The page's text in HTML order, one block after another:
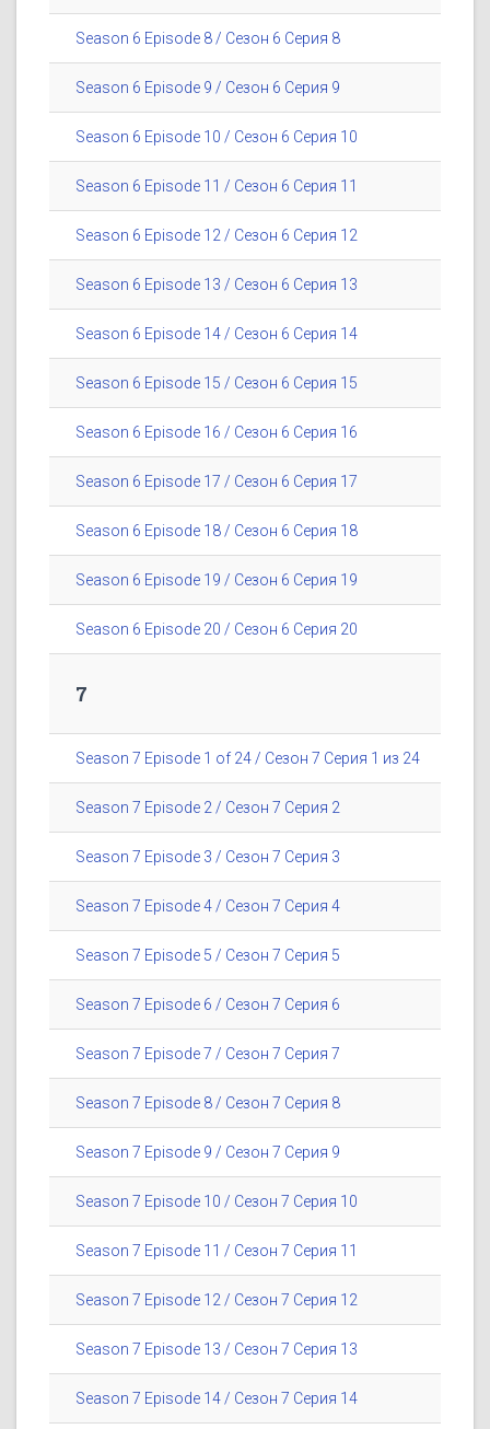
Season 6 Episode 8 / Сезон 6 Серия 8
Season 6 Episode 9 / Сезон 6 Серия 9
Season 6 Episode 10 / Сезон 6 Серия 10
Season 6 Episode 11 / Сезон 6 Серия 11
Season 6 Episode 12 / Сезон 6 Серия 12
Season 6 Episode 13 / Сезон 6 Серия 13
Season 6 Episode 14 / Сезон 6 Серия 14
Season 6 Episode 15 / Сезон 6 Серия 15
Season 6 Episode 16 / Сезон 6 Серия 16
Season 6 Episode 17 / Сезон 6 Серия 17
Season 6 Episode 18 / Сезон 6 Серия 18
Season 6 Episode 19 / Сезон 6 Серия 19
Season 6 Episode 20 / Сезон 6 Серия 20
7
Season 7 Episode 1 of 24 / Сезон 7 Серия 1 из 24
Season 7 Episode 2 / Сезон 7 Серия 2
Season 7 Episode 3 / Сезон 7 Серия 3
Season 7 Episode 4 / Сезон 7 Серия 4
Season 7 Episode 5 / Сезон 7 Серия 5
Season 7 Episode 6 / Сезон 7 Серия 6
Season 7 Episode 7 / Сезон 7 Серия 7
Season 7 Episode 8 / Сезон 7 Серия 8
Season 7 Episode 9 / Сезон 7 Серия 9
Season 7 Episode 10 / Сезон 7 Серия 10
Season 7 Episode 11 / Сезон 7 Серия 11
Season 7 Episode 12 / Сезон 7 Серия 12
Season 7 Episode 13 / Сезон 7 Серия 13
Season 7 Episode 14 / Сезон 7 Серия 14